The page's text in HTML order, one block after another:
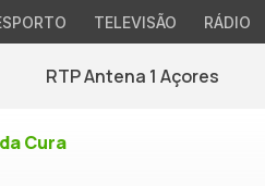
TELEVISÃO RÁDIO
RTP Antena 1 Açores
Cura